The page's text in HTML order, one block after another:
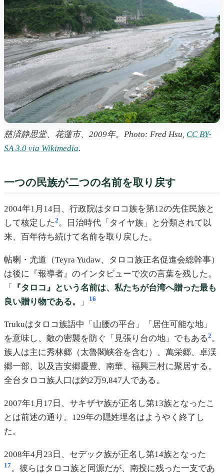
慈済静思堂、花蓮市、2009年。Photo: Fred Hsu, CC BY-
SA 3.0 via Wikimedia.
一つの民族が二つの名前を取り戻す
2004年1月14日、行政院はタロコ族を第12の先住民族と
して核定した2。日治時代「タイヤ族」と分類されて以
来、百年待ち続けて名前を取り戻した。
帖喇・尤道（Teyra Yudaw、タロコ族正名促進会総幹事）
は後に『報導者』のインタビューで次の言葉を残した。
「
『タロコ』という名前は、私たちが台湾へ贈った最も
良い贈り物である。
」 16
Trukuはタロコ族語中「山腰の平台」「居住可能な地」
を意味し、敵の密襲を防ぐ「見張り台の地」でもある2。
族人は主に秀林郷（太魯閣峡谷を含む）、萬栄郷、卓渓
郷一部、以及吉安郷慶豊、南華、福興三村に聚居する。
全台タロコ族人口は約2万9,847人である。
2007年1月17日、サキザヤ族が正名し第13族となったこ
とは前述の通り。129年の隠姓埋名はようやく終了し
た。
2008年4月23日、セデック族が正名し第14族となった
17。彼らはタロコ族と同源だが、南投に残った一支であ